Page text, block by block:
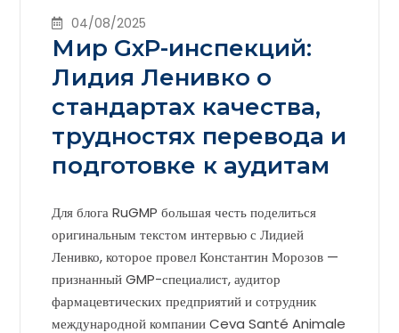
04/08/2025
Мир GxP-инспекций:
Лидия Ленивко о
стандартах качества,
трудностях перевода и
подготовке к аудитам
Для блога RuGMP большая честь поделиться
оригинальным текстом интервью с Лидией
Ленивко, которое провел Константин Морозов —
признанный GMP-специалист, аудитор
фармацевтических предприятий и сотрудник
международной компании Ceva Santé Animale